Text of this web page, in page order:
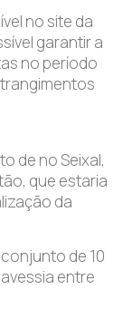
no site da
garantir a
no período
de no Seixal,
que estaria
da
conjunto de 10
entre